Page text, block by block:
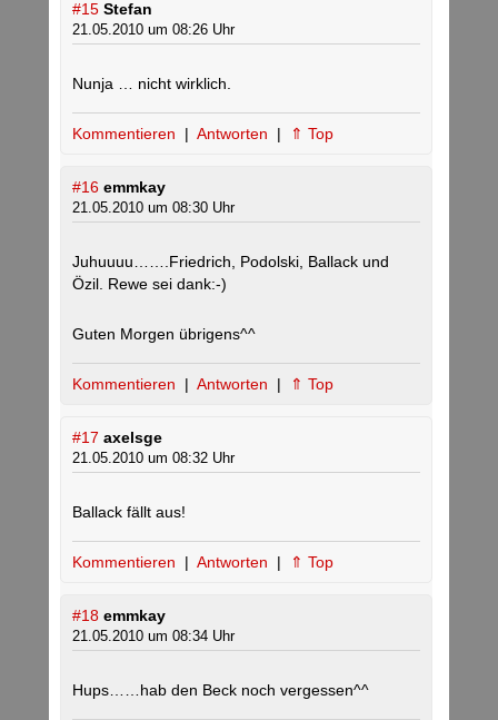
#15 Stefan
21.05.2010 um 08:26 Uhr
Nunja … nicht wirklich.
Kommentieren | Antworten | ⇑ Top
#16 emmkay
21.05.2010 um 08:30 Uhr
Juhuuuu…….Friedrich, Podolski, Ballack und
Özil. Rewe sei dank:-)
Guten Morgen übrigens^^
Kommentieren | Antworten | ⇑ Top
#17 axelsge
21.05.2010 um 08:32 Uhr
Ballack fällt aus!
Kommentieren | Antworten | ⇑ Top
#18 emmkay
21.05.2010 um 08:34 Uhr
Hups……hab den Beck noch vergessen^^